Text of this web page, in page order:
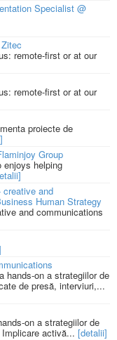
Specialist @
remote-first or at our
remote-first or at our
proiecte de
Group
enjoys helping
creative and
Human Strategy
and communications
hands-on a strategiilor de
de presă, interviuri,...
on a strategiilor de
activă... [detalii]